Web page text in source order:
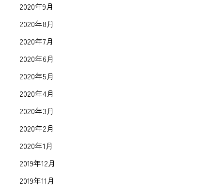
2020年9月
2020年8月
2020年7月
2020年6月
2020年5月
2020年4月
2020年3月
2020年2月
2020年1月
2019年12月
2019年11月